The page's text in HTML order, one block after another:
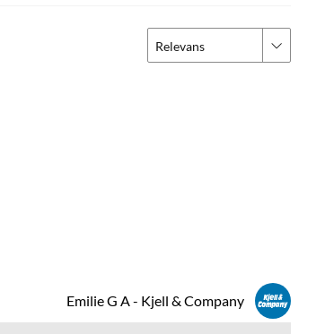
Relevans
Emilie G A - Kjell & Company